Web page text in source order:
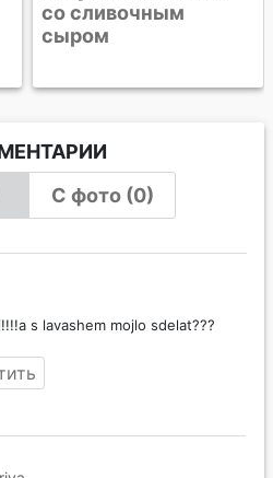
С фото (0)
s lavashem mojlo sdelat???